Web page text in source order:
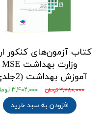
کتاب آزمون‌های کنکور
وزارت بهداشت MSE
آموزش بهداشت (2جلدی)
۳,۷۸۰,۰۰۰ تومان ۳,۴۰۲,۰۰۰ تومان
افزودن به سبد خرید